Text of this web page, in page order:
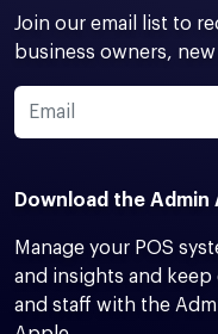
Join our email list to
business owners,
Download the Admin
Manage your POS
and insights and
and staff with the